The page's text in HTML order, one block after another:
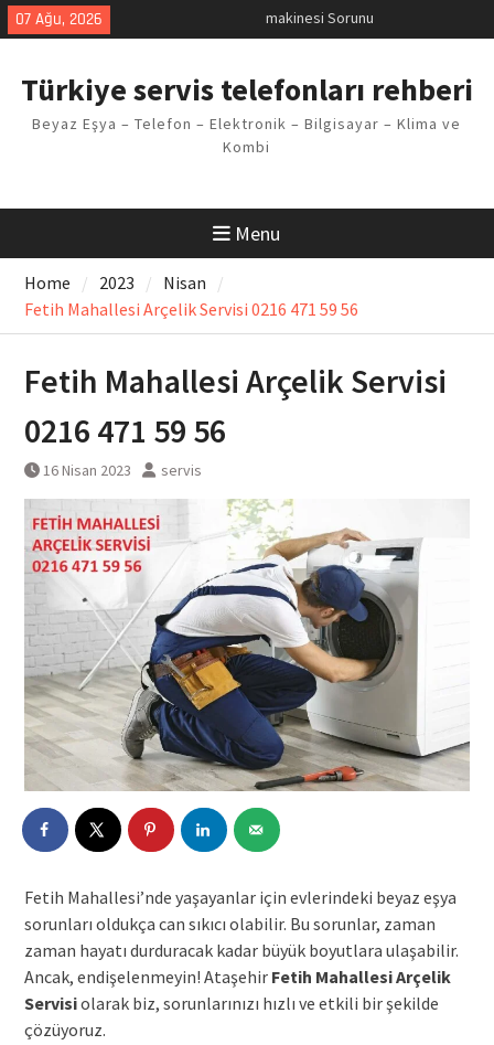
Skip
to
07 Ağu, 2026
LG kombi E2 Arızası Çözümü
Arçelik buzdolabı F5 Hatası
Vaillant çamaşır makinesi E03
Ferroli klima E3 Arızası Çözümü
H20 Arıza Kodu Ariston çamaşır
Türkiye servis telefonları rehberi
Beyaz Eşya – Telefon – Elektronik – Bilgisayar – Klima ve
Kombi
Menu
Home 2023
Nisan
Fetih Mahallesi Arçelik Servisi 0216 471 59 56
Fetih Mahallesi Arçelik Servisi
0216 471 59 56
16 Nisan 2023 servis
Fetih Mahallesi’nde yaşayanlar için evlerindeki beyaz eşya
sorunları oldukça can sıkıcı olabilir. Bu sorunlar, zaman
zaman hayatı durduracak kadar büyük boyutlara ulaşabilir.
Ancak, endişelenmeyin! Ataşehir Fetih Mahallesi Arçelik
Servisiolarak biz, sorunlarınızı hızlı ve etkili bir şekilde
çözüyoruz.